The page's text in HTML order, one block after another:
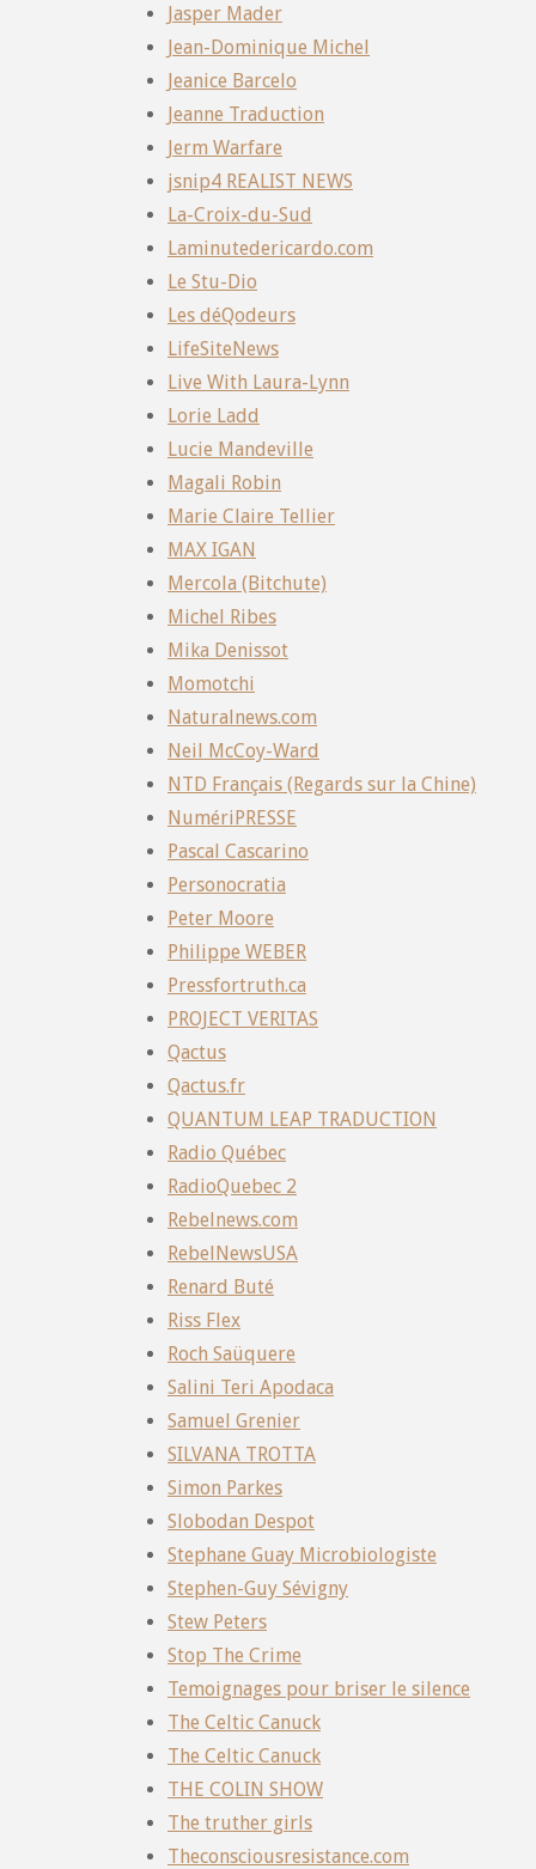
Jasper Mader
Jean-Dominique Michel
Jeanice Barcelo
Jeanne Traduction
Jerm Warfare
jsnip4 REALIST NEWS
La-Croix-du-Sud
Laminutedericardo.com
Le Stu-Dio
Les déQodeurs
LifeSiteNews
Live With Laura-Lynn
Lorie Ladd
Lucie Mandeville
Magali Robin
Marie Claire Tellier
MAX IGAN
Mercola (Bitchute)
Michel Ribes
Mika Denissot
Momotchi
Naturalnews.com
Neil McCoy-Ward
NTD Français (Regards sur la Chine)
NumériPRESSE
Pascal Cascarino
Personocratia
Peter Moore
Philippe WEBER
Pressfortruth.ca
PROJECT VERITAS
Qactus
Qactus.fr
QUANTUM LEAP TRADUCTION
Radio Québec
RadioQuebec 2
Rebelnews.com
RebelNewsUSA
Renard Buté
Riss Flex
Roch Saüquere
Salini Teri Apodaca
Samuel Grenier
SILVANA TROTTA
Simon Parkes
Slobodan Despot
Stephane Guay Microbiologiste
Stephen-Guy Sévigny
Stew Peters
Stop The Crime
Temoignages pour briser le silence
The Celtic Canuck
The Celtic Canuck
THE COLIN SHOW
The truther girls
Theconsciousresistance.com